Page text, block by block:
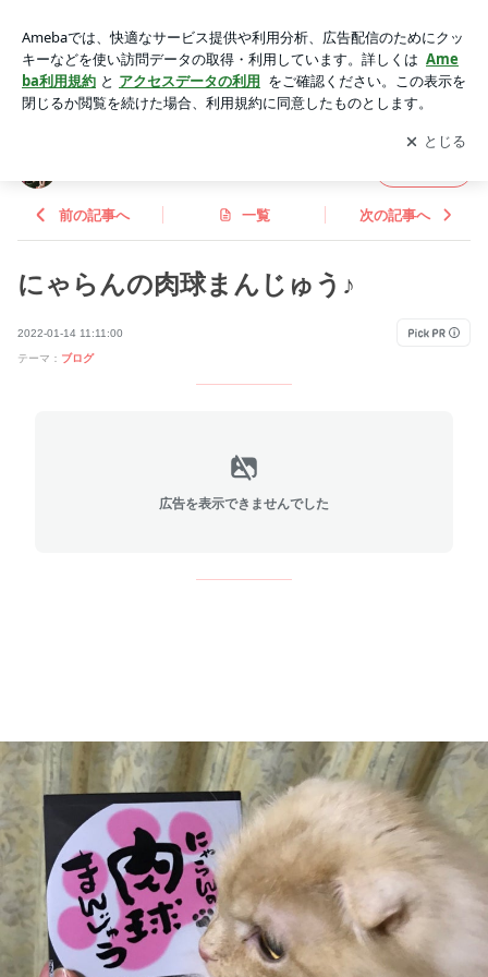
ℯ*¨*• ❤
アプリをダウンロードして ブログの更新通知
を受け取りまし
ょう。
開く
前の記事へ 一覧 次の記事へ
にゃらんの肉球まんじゅう♪
2022-01-14 11:11:00
テーマ： ブログ
広告を表示できませんでした